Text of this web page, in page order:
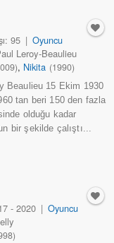
95 | Oyuncu
Leroy-Beaulieu
, Nikita (1990)
Beaulieu 15 Ekim 1930
tan beri 150 den fazla
olduğu kadar
bir şekilde çalıştı...
- 2020 | Oyuncu